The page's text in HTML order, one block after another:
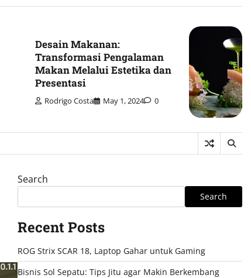
Desain Makanan:
Transformasi Pengalaman
Makan Melalui Estetika dan
Presentasi
Rodrigo Costa May 1, 2024 0
Search
Search
Recent Posts
ROG Strix SCAR 18, Laptop Gahar untuk Gaming
Bisnis Sol Sepatu: Tips Jitu agar Makin Berkembang